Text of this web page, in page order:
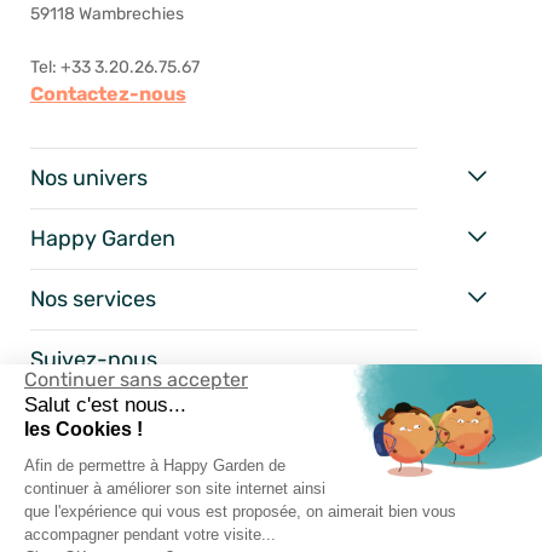
Continuer sans accepter
Salut c'est nous...
les Cookies !
Afin de permettre à Happy Garden de
continuer à améliorer son site internet ainsi
que l'expérience qui vous est proposée, on aimerait bien vous
accompagner pendant votre visite...
59118 Wambrechies
Tel: +33 3.20.26.75.67
Contactez-nous
Nos univers
Happy Garden
Nos services
Suivez-nous